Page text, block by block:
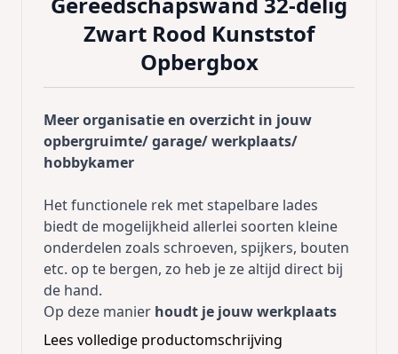
Zwart Rood Kunststof
Opbergbox
Meer organisatie en overzicht in jouw
opbergruimte/ garage/ werkplaats/
hobbykamer
Het functionele rek met stapelbare lades
biedt de mogelijkheid allerlei soorten kleine
onderdelen zoals schroeven, spijkers, bouten
etc. op te bergen, zo heb je ze altijd direct bij
de hand.
Op deze manier houdt je jouw werkplaats
op ordeen hoef je niet meer te zoeken. Je
Lees volledige productomschrijving